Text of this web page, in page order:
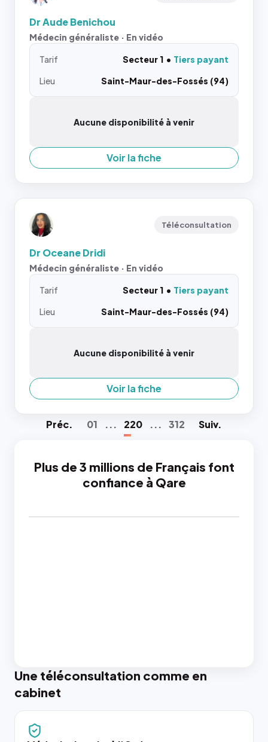
Dr Aude Benichou
Médecin généraliste · En vidéo
Tarif Secteur 1
Tiers payant
Lieu
Saint-Maur-des-Fossés (94)
Aucune disponibilité à venir
Voir la fiche
Téléconsultation
Dr Oceane Dridi
Médecin généraliste · En vidéo
Tarif Secteur 1
Tiers payant
Lieu
Saint-Maur-des-Fossés (94)
Aucune disponibilité à venir
Voir la fiche
Préc. 01 ... 220 ... 312 Suiv.
Plus de 3 millions de Français font
confiance à Qare
Une téléconsultation comme en
cabinet